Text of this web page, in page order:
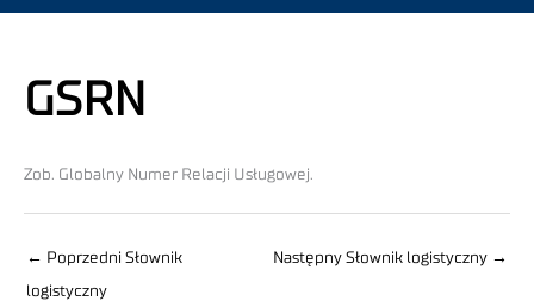
GSRN
Zob. Globalny Numer Relacji Usługowej.
← Poprzedni Słownik
logistyczny
Następny Słownik logistyczny →